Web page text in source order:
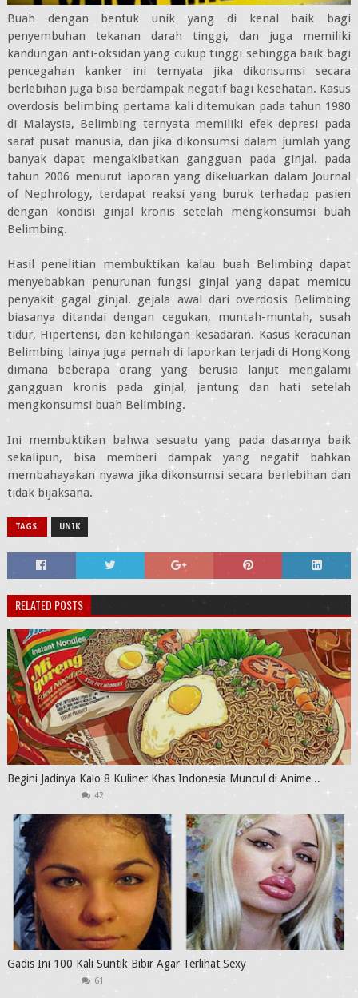
Buah dengan bentuk unik yang di kenal baik bagi
penyembuhan tekanan darah tinggi, dan juga memiliki
kandungan anti-oksidan yang cukup tinggi sehingga baik bagi
pencegahan kanker ini ternyata jika dikonsumsi secara
berlebihan juga bisa berdampak negatif bagi kesehatan. Kasus
overdosis belimbing pertama kali ditemukan pada tahun 1980
di Malaysia, Belimbing ternyata memiliki efek depresi pada
saraf pusat manusia, dan jika dikonsumsi dalam jumlah yang
banyak dapat mengakibatkan gangguan pada ginjal. pada
tahun 2006 menurut laporan yang dikeluarkan dalam Journal
of Nephrology, terdapat reaksi yang buruk terhadap pasien
dengan kondisi ginjal kronis setelah mengkonsumsi buah
Belimbing.
Hasil penelitian membuktikan kalau buah Belimbing dapat
menyebabkan penurunan fungsi ginjal yang dapat memicu
penyakit gagal ginjal. gejala awal dari overdosis Belimbing
biasanya ditandai dengan cegukan, muntah-muntah, susah
tidur, Hipertensi, dan kehilangan kesadaran. Kasus keracunan
Belimbing lainya juga pernah di laporkan terjadi di HongKong
dimana beberapa orang yang berusia lanjut mengalami
gangguan kronis pada ginjal, jantung dan hati setelah
mengkonsumsi buah Belimbing.
Ini membuktikan bahwa sesuatu yang pada dasarnya baik
sekalipun, bisa memberi dampak yang negatif bahkan
membahayakan nyawa jika dikonsumsi secara berlebihan dan
tidak bijaksana.
TAGS: UNIK
RELATED POSTS
Begini Jadinya Kalo 8 Kuliner Khas Indonesia Muncul di Anime ..
42
Gadis Ini 100 Kali Suntik Bibir Agar Terlihat Sexy
61